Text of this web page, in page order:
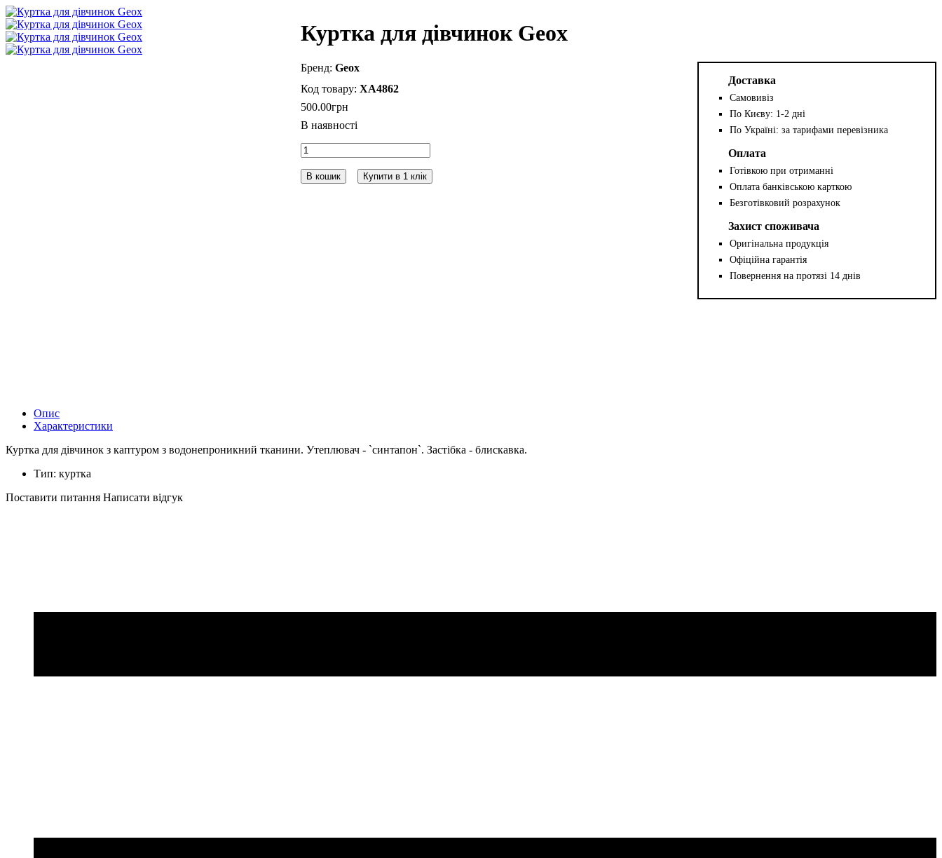
Куртка для дівчинок Geox
Geox
XA4862
500.00грн
В кошик Купити в 1 клік
Доставка
Самовивіз
По Києву: 1-2 дні
По Україні: за тарифами перевізника
Оплата
Готівкою при отриманні
Оплата банківською карткою
Безготівковий розрахунок
Захист споживача
Оригінальна продукція
Офіційна гарантія
Повернення на протязі 14 днів
Опис
Характеристики
Куртка для дівчинок з каптуром з водонепроникний тканини. Утеплювач - `синтапон`. Застібка - блискавка.
Тип: куртка
Поставити питання Написати відгук